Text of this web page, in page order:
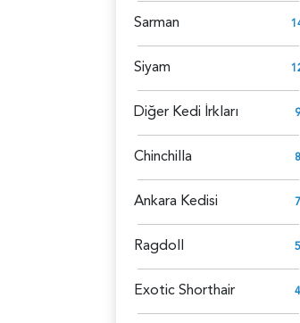
Sarman
Siyam
Diğer Kedi İrkları 9
Chinchilla 8
Ankara Kedisi 7
Ragdoll 5
Exotic Shorthair 4